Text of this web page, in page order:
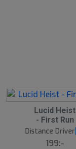
Lucid Heist
- First Run
Distance Driver
199:-